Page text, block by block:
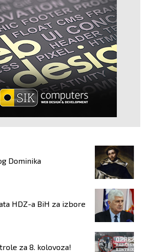
Dominika
HDZ-a BiH za izbore
za 8. kolovoza!